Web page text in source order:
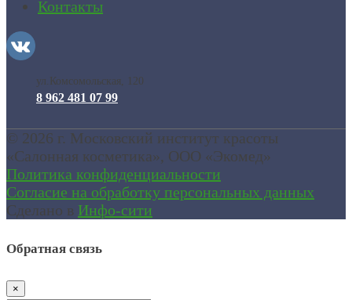
Контакты
ул.Комсомольская, 120
8 962 481 07 99
© 2026 г. Московский институт красоты
«Салонная косметика», ООО «Экомед»
Политика конфиденциальности
Согласие на обработку персональных данных
Сделано в Инфо-сити
Обратная связь
×